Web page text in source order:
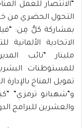
“الانتصار للعمل
التحول الحضري من
بمشاركة كلٌّ مِن:
الاتحادية
ملينار “نائب
للمستوطنات
تمويل المناخ بالإدارة
و”شهبانو ترمزي”
والعشرين للبرامج